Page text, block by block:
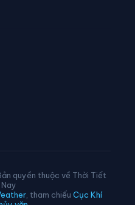
Xã Mỹ Lý
quyền thuộc về Thời Tiết
, tham chiếu Cục Khí